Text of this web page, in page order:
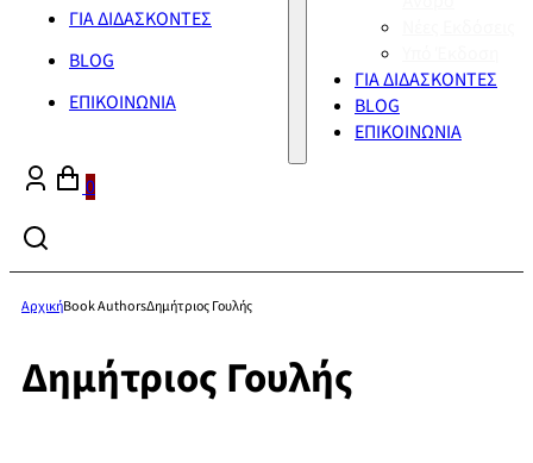
ΓΙΑ ΔΙΔΑΣΚΟΝΤΕΣ
BLOG
ΕΠΙΚΟΙΝΩΝΙΑ
ΓΙΑ ΔΙΔΑΣΚΟΝΤΕΣ
BLOG
ΕΠΙΚΟΙΝΩΝΙΑ
0
ΑρχικήBook AuthorsΔημήτριος Γουλής
Δημήτριος Γουλής